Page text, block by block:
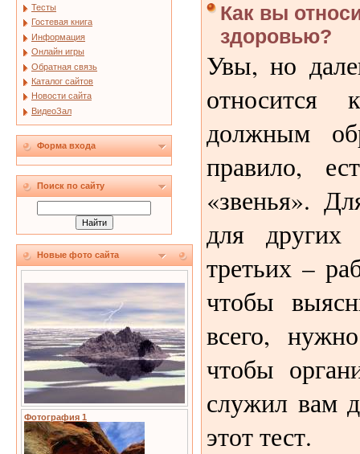
Тесты
Гостевая книга
Информация
Онлайн игры
Обратная связь
Каталог сайтов
Новости сайта
ВидеоЗал
Форма входа
Поиск по сайту
Новые фото сайта
Фотография 1
Как вы
здоровью?
Увы, но
относится
должным
правило,
«звенья».
для
третьих –
чтобы
всего,
чтобы
служил вам
этот тест.